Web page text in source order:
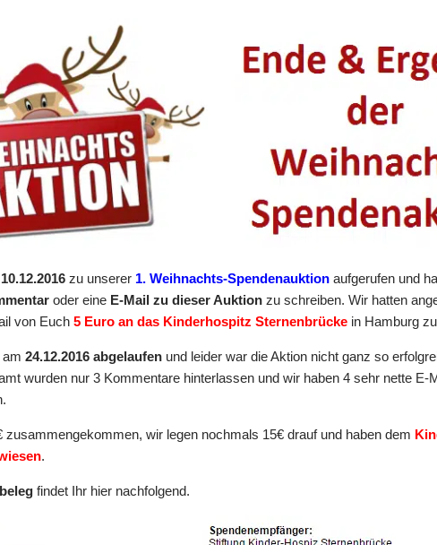
10.12.2016 zu unserer 1. Weihnachts-Spendenauktion aufgerufen und
oder eine E-Mail zu dieser Auktion zu schreiben. Wir hatten
von Euch5 Euro an das Kinderhospitz Sternenbrücke in Hamburg
am24.12.2016 abgelaufen und leider war die Aktion nicht ganz so
wurden nur 3 Kommentare hinterlassen und wir haben 4 sehr nette E-
zusammengekommen, wir legen nochmals 15€ drauf und haben dem
.
findet Ihr hier nachfolgend.